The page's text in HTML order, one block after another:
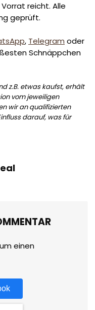
reicht. Alle
geprüft.
, Telegram oder
Schnäppchen
z.B. etwas kaufst, erhält
vom jeweiligen
wir an qualifizierten
darauf, was für
einen